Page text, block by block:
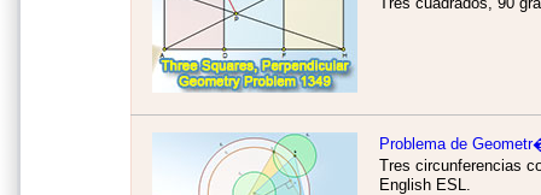
Problema de
Tres circunferencias
English ESL.